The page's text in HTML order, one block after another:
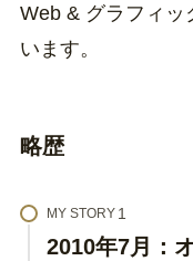
Web & グラフィッ
います。
略歴
MY STORY
2010年7月：